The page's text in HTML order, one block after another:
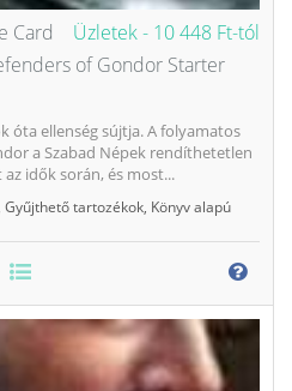
Üzletek - 10 448 Ft-tól
Card
of Gondor Starter
óta ellenség sújtja. A folyamatos
a Szabad Népek rendíthetetlen
idők során, és most...
Gyűjthető tartozékok Könyv alapú